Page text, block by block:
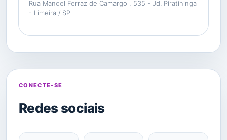
Rua Manoel Ferraz de Camargo , 535 - Jd. Piratininga
- Limeira / SP
CONECTE-SE
Redes sociais